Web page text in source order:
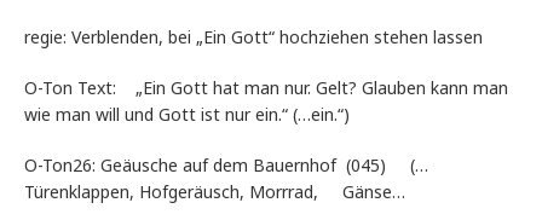
regie: Verblenden, bei „Ein Gott“ hochziehen stehen lassen
O-Ton Text: „Ein Gott hat man nur. Gelt? Glauben kann man
wie man will und Gott ist nur ein.“ (…ein.“)
O-Ton26: Geäusche auf dem Bauernhof (045) (…
Türenklappen, Hofgeräusch, Morrrad, Gänse…